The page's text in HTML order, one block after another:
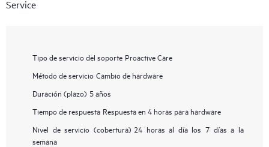
Service
Tipo de servicio del soporte Proactive Care
Método de servicio Cambio de hardware
Duración (plazo) 5 años
Tiempo de respuesta Respuesta en 4 horas para hardware
Nivel de servicio (cobertura) 24 horas al día los 7 días a la
semana